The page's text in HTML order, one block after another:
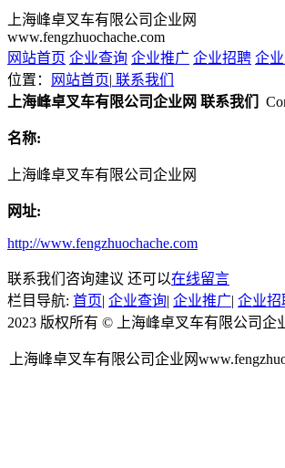
上海峰卓叉车有限公司企业网
www.fengzhuochache.com
网站首页 企业查询 企业推广 企业招聘 企
位置：
网站首页| 联系我们
上海峰卓叉车有限公司企业网 联系我们
名称:
上海峰卓叉车有限公司企业网
网址:
http://www.fengzhuochache.com
联系我们咨询建议 还可以在线留言
栏目导航: 首页| 企业查询| 企业推广| 企业招
2023 版权所有 © 上海峰卓叉车有限公司企
上海峰卓叉车有限公司企业网